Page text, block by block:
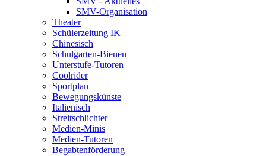
SMV-Organisation
Theater
Schülerzeitung IK
Chinesisch
Schulgarten-Bienen
Unterstufe-Tutoren
Coolrider
Sportplan
Bewegungskünste
Italienisch
Streitschlichter
Medien-Minis
Medien-Tutoren
Begabtenförderung